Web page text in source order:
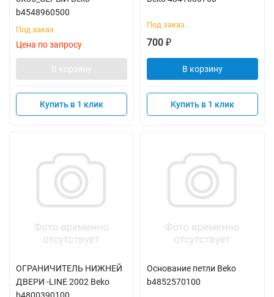
b4548960500
Под заказ
Цена по запросу
В корзину
Купить в 1 клик
Под заказ
700 ₽
В корзину
Купить в 1 клик
ОГРАНИЧИТЕЛЬ НИЖНЕЙ
ДВЕРИ -LINE 2002 Beko
Основание петли Beko
b4852570100